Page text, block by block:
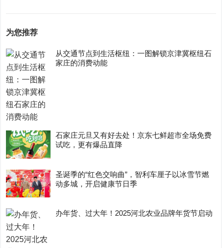
为您推荐
从交通节点到生活枢纽：一图解锁京津冀枢纽石
家庄的消费动能
石家庄元旦又有好去处！京东七鲜超市全场免费
试吃，更有爆品直降
圣诞季的“红色交响曲”，智利车厘子以冰雪节燃
动多城，开启健康节日季
办年货、过大年！2025河北农业品牌年货节启动